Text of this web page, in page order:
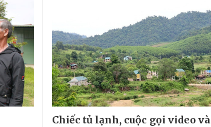
Chiếc tủ lạnh, cuộc gọi video và